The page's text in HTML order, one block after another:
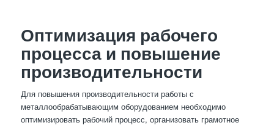
Оптимизация рабочего
процесса и повышение
производительности
Для повышения производительности работы с
металлообрабатывающим оборудованием необходимо
оптимизировать рабочий процесс, организовать грамотное